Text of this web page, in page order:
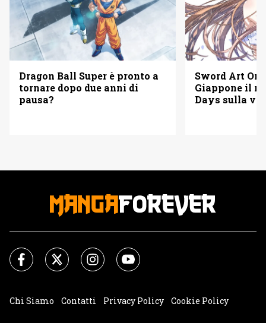
Dragon Ball Super è pronto a
tornare dopo due anni di
pausa?
Sword Art
Giappone il
Days sulla
Chi Siamo Contatti Privacy Policy
Cookie Policy